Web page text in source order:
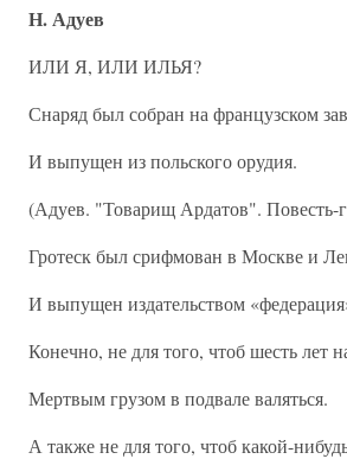
Н. Адуев
ИЛИ Я, ИЛИ ИЛЬЯ?
Снаряд был собран на французском
И выпущен из польского орудия.
(Адуев. "Товарищ Ардатов". Повесть-
Гротеск был срифмован в Москве и
И выпущен издательством
Конечно, не для того, чтоб шесть лет
Мертвым грузом в подвале валяться.
А также не для того, чтоб какой-